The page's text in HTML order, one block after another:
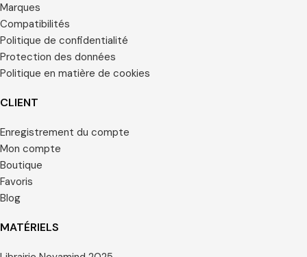
Marques
Compatibilités
Politique de confidentialité
Protection des données
Politique en matière de cookies
CLIENT
Enregistrement du compte
Mon compte
Boutique
Favoris
Blog
MATÉRIELS